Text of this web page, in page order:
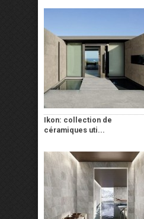
Ikon: collection de
céramiques uti...